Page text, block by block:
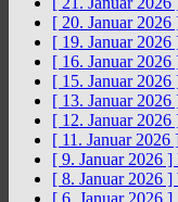
[ 20. Januar 2026
[ 19. Januar 2026
[ 16. Januar 2026
[ 15. Januar 2026
[ 13. Januar 2026
[ 12. Januar 2026
[ 11. Januar 2026
[ 9. Januar 2026 ]
[ 8. Januar 2026 ]
[ 6. Januar 2026 ]